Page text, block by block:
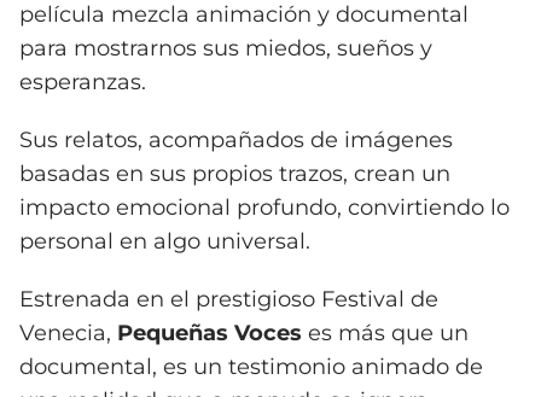
película mezcla animación y documental
para mostrarnos sus miedos, sueños y
esperanzas.
Sus relatos, acompañados de imágenes
basadas en sus propios trazos, crean un
impacto emocional profundo, convirtiendo lo
personal en algo universal.
Estrenada en el prestigioso Festival de
Venecia, Pequeñas Voces es más que un
documental, es un testimonio animado de